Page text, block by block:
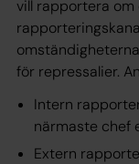
vill rapportera om
för repressalier.
Intern
närmaste chef
Extern